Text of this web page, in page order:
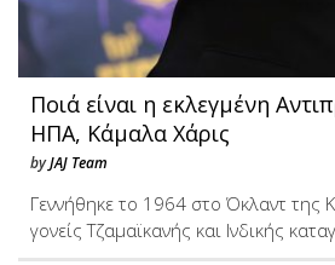
Ποιά είναι η εκλεγμένη
ΗΠΑ, Κάμαλα Χάρις
byJAJ Team
Γεννήθηκε το 1964 στο Όκλαντ της
γονείς Τζαμαϊκανής και Ινδικής